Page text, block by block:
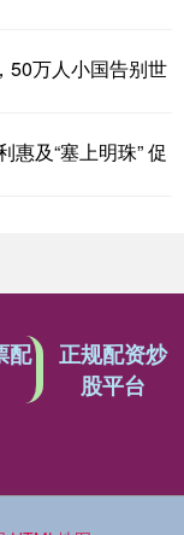
50万人小国告别世
及“塞上明珠” 促
配
正规配资炒
股平台